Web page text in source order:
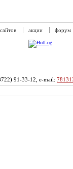
акции форум
91-33-12, e-mail: